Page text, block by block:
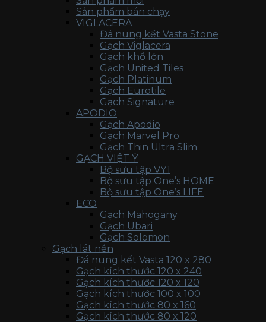
Sản phẩm bán chạy
VIGLACERA
Đá nung kết Vasta Stone
Gạch Viglacera
Gạch khổ lớn
Gạch United Tiles
Gạch Platinum
Gạch Eurotile
Gạch Signature
APODIO
Gạch Apodio
Gạch Marvel Pro
Gạch Thin Ultra Slim
GẠCH VIỆT Ý
Bộ sưu tập VY1
Bộ sưu tập One’s HOME
Bộ sưu tập One’s LIFE
ECO
Gạch Mahogany
Gạch Ubari
Gạch Solomon
Gạch lát nền
Đá nung kết Vasta 120 x 280
Gạch kích thước 120 x 240
Gạch kích thước 120 x 120
Gạch kích thước 100 x 100
Gạch kích thước 80 x 160
Gạch kích thước 80 x 120